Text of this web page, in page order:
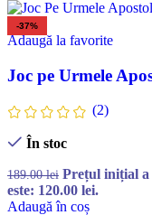
-37%
Adaugă la favorite
Joc pe Urmele
(2)
În stoc
189.00lei Prețul inițial a
este: 120.00 lei.
Adaugă în coș